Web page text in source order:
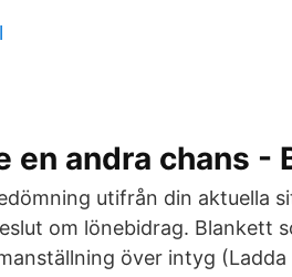
en andra chans -
utifrån din aktuella
om lönebidrag. Blankett
över intyg